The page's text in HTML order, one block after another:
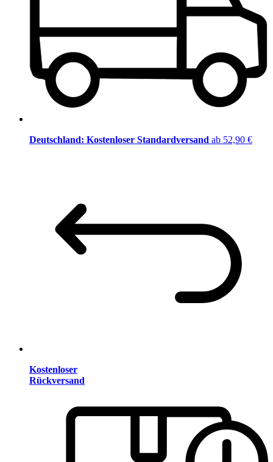
Deutschland: Kostenloser Standardversand ab 52,90 €
Kostenloser
Rückversand